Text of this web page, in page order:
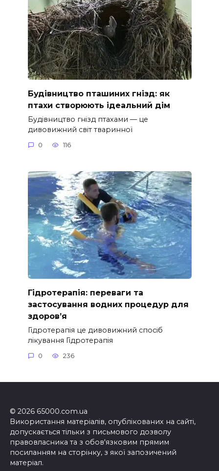
Будівництво пташиних гнізд: як
птахи створюють ідеальний дім
Будівництво гнізд птахами — це
дивовижний світ тваринної
0 116
Гідротерапія: переваги та
застосування водних процедур для
здоров’я
Гідротерапія це дивовижний спосіб
лікування Гідротерапія
0 236
© 2026 65000.com.ua
Використання матеріалів, опублікованих на сайті,
допускається тільки з письмового дозволу
правовласника та з обов'язковим прямим
посиланням на сторінку, з якої запозичений
матеріал.